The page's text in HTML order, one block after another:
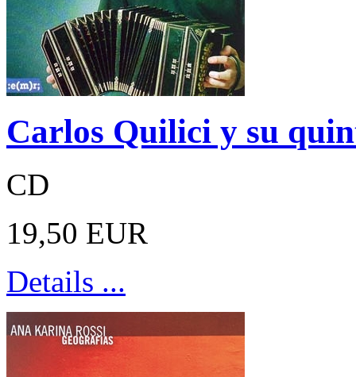
Carlos Quilici y su
CD
19,50 EUR
Details ...